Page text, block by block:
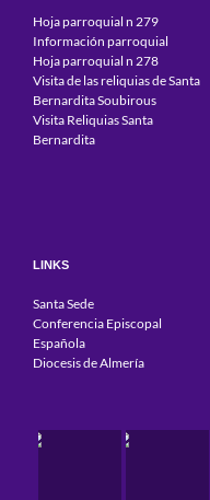
Hoja parroquial n 279
Información parroquial
Hoja parroquial n 278
Visita de las reliquias de Santa
Bernardita Soubirous
Visita Reliquias Santa
Bernardita
LINKS
Santa Sede
Conferencia Episcopal
Española
Diocesis de Almería